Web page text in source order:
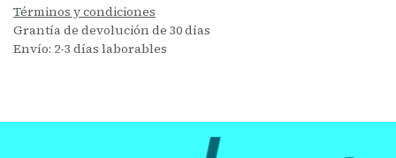
Términos y condiciones
Grantía de devolución de 30 días
Envío: 2-3 días laborables